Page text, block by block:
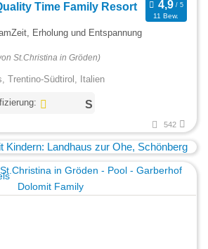
Time Family Resort
11 Bew.
Erholung und Entspannung
St.Christina in Gröden)
Trentino-Südtirol, Italien
542